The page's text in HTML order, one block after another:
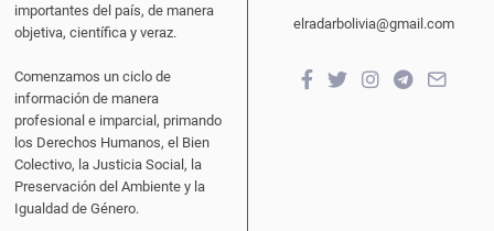
importantes del país, de manera
objetiva, científica y veraz.
Comenzamos un ciclo de
información de manera
profesional e imparcial, primando
los Derechos Humanos, el Bien
Colectivo, la Justicia Social, la
Preservación del Ambiente y la
Igualdad de Género.
elradarbolivia@gmail.com